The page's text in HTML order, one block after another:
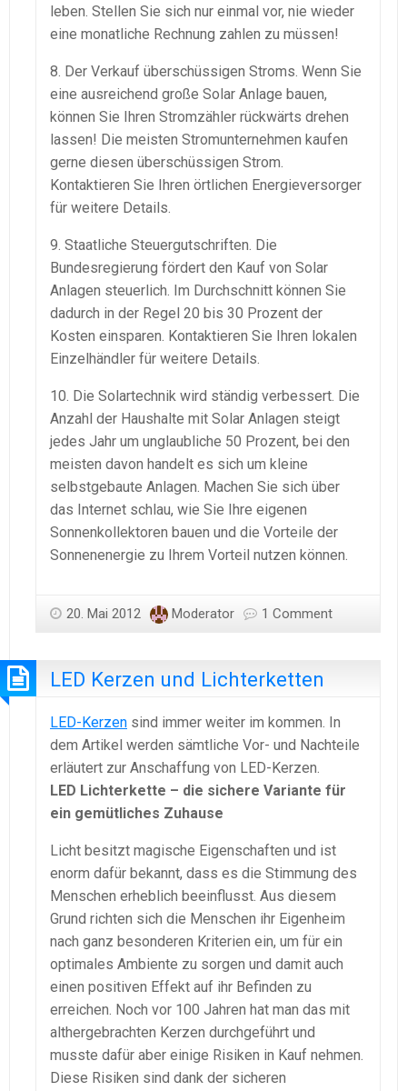
leben. Stellen Sie sich nur einmal vor, nie wieder
eine monatliche Rechnung zahlen zu müssen!
8. Der Verkauf überschüssigen Stroms. Wenn Sie
eine ausreichend große Solar Anlage bauen,
können Sie Ihren Stromzähler rückwärts drehen
lassen! Die meisten Stromunternehmen kaufen
gerne diesen überschüssigen Strom.
Kontaktieren Sie Ihren örtlichen Energieversorger
für weitere Details.
9. Staatliche Steuergutschriften. Die
Bundesregierung fördert den Kauf von Solar
Anlagen steuerlich. Im Durchschnitt können Sie
dadurch in der Regel 20 bis 30 Prozent der
Kosten einsparen. Kontaktieren Sie Ihren lokalen
Einzelhändler für weitere Details.
10. Die Solartechnik wird ständig verbessert. Die
Anzahl der Haushalte mit Solar Anlagen steigt
jedes Jahr um unglaubliche 50 Prozent, bei den
meisten davon handelt es sich um kleine
selbstgebaute Anlagen. Machen Sie sich über
das Internet schlau, wie Sie Ihre eigenen
Sonnenkollektoren bauen und die Vorteile der
Sonnenenergie zu Ihrem Vorteil nutzen können.
20. Mai 2012 Moderator 1 Comment
LED Kerzen und Lichterketten
LED-Kerzen sind immer weiter im kommen. In
dem Artikel werden sämtliche Vor- und Nachteile
erläutert zur Anschaffung von LED-Kerzen.
LED Lichterkette – die sichere Variante für
ein gemütliches Zuhause
Licht besitzt magische Eigenschaften und ist
enorm dafür bekannt, dass es die Stimmung des
Menschen erheblich beeinflusst. Aus diesem
Grund richten sich die Menschen ihr Eigenheim
nach ganz besonderen Kriterien ein, um für ein
optimales Ambiente zu sorgen und damit auch
einen positiven Effekt auf ihr Befinden zu
erreichen. Noch vor 100 Jahren hat man das mit
althergebrachten Kerzen durchgeführt und
musste dafür aber einige Risiken in Kauf nehmen.
Diese Risiken sind dank der sicheren